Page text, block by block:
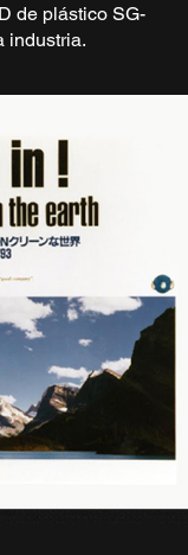
de plástico SG-
industria.